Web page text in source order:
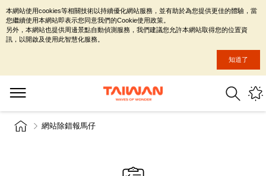
網站除錯報馬仔
本網站使用cookies等相關技術以持續優化網站服務，並有助於為您提供更佳的體驗，當
您繼續使用本網站即表示您同意我們的Cookie使用政策。
另外，本網站也提供周邊景點自動偵測服務，我們建議您允許本網站取得您的位置資
訊，以開啟及使用此智慧化服務。
知道了